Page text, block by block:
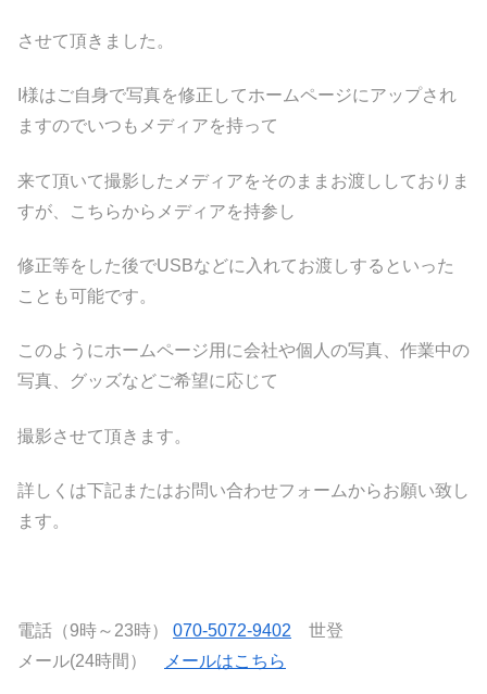
させて頂きました。
I様はご自身で写真を修正してホームページにアップされ
ますのでいつもメディアを持って
来て頂いて撮影したメディアをそのままお渡ししておりま
すが、こちらからメディアを持参し
修正等をした後でUSBなどに入れてお渡しするといった
ことも可能です。
このようにホームページ用に会社や個人の写真、作業中の
写真、グッズなどご希望に応じて
撮影させて頂きます。
詳しくは下記またはお問い合わせフォームからお願い致し
ます。
電話（9時～23時） 070-5072-9402 世登
メール(24時間）
メールはこちら